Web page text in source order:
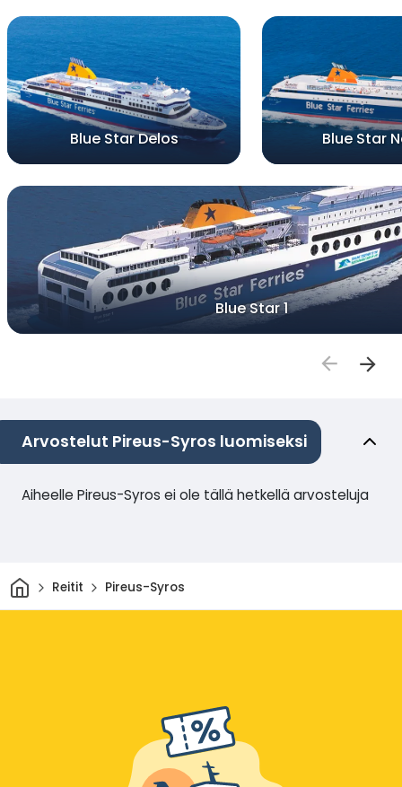
Blue Star Delos Blue Star
Blue Star 1
Arvostelut Pireus-Syros luomiseksi
Aiheelle Pireus-Syros ei ole tällä hetkellä arvosteluja
KotiinReitit Pireus-Syros